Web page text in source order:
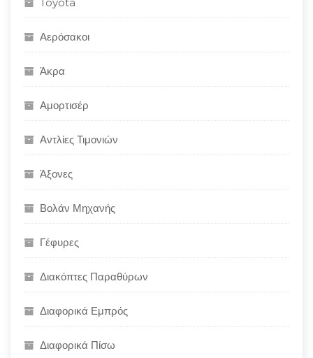
Αερόσακοι
Άκρα
Αμορτισέρ
Αντλίες Τιμονιών
Άξονες
Βολάν Μηχανής
Γέφυρες
Διακόπτες Παραθύρων
Διαφορικά Εμπρός
Διαφορικά Πίσω